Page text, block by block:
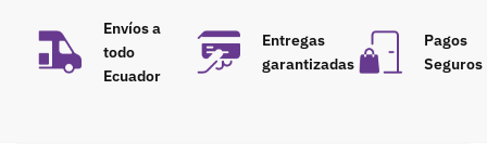
Envíos a
todo
Ecuador
Entregas
garantizadas
Pagos
Seguros